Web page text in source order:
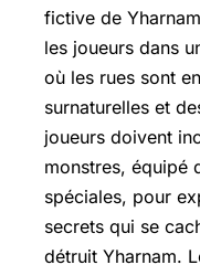
fictive de
les joueurs dans
où les rues sont
surnaturelles et
joueurs doivent
monstres, équipé
spéciales, pour
secrets qui se
détruit Yharnam.